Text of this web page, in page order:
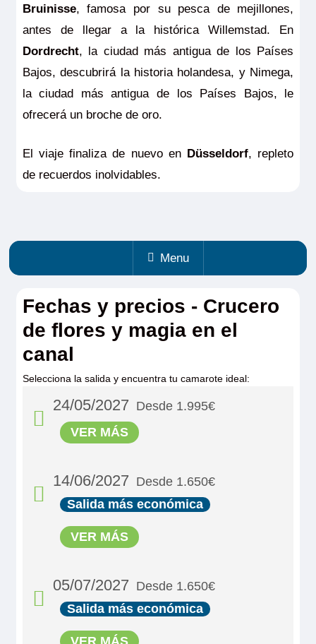
Bruinisse, famosa por su pesca de mejillones,
antes de llegar a la histórica Willemstad. En
Dordrecht, la ciudad más antigua de los Países
Bajos, descubrirá la historia holandesa, y Nimega,
la ciudad más antigua de los Países Bajos, le
ofrecerá un broche de oro.
El viaje finaliza de nuevo en Düsseldorf, repleto
de recuerdos inolvidables.
Menu
Fechas y precios - Crucero
de flores y magia en el
canal
Selecciona la salida y encuentra tu camarote ideal:
24/05/2027 Desde 1.995€
VER MÁS
MS Viva Tiara
14/06/2027 Desde 1.650€
Salida más económica
VER MÁS
05/07/2027 Desde 1.650€
Salida más económica
VER MÁS